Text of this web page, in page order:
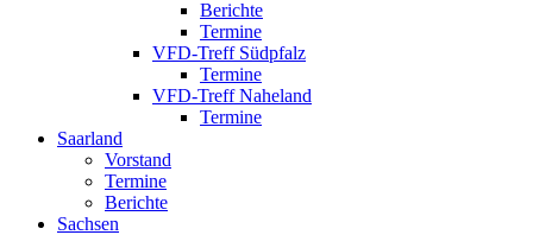
Berichte
Termine
VFD-Treff Südpfalz
Termine
VFD-Treff Naheland
Termine
Saarland
Vorstand
Termine
Berichte
Sachsen